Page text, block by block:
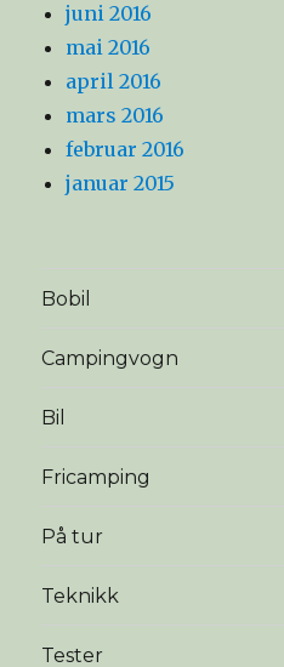
juni 2016
mai 2016
april 2016
mars 2016
februar 2016
januar 2015
Bobil
Campingvogn
Bil
Fricamping
På tur
Teknikk
Tester